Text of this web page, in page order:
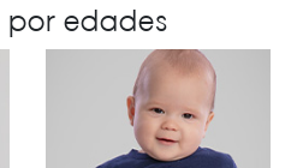
L650.00
edades